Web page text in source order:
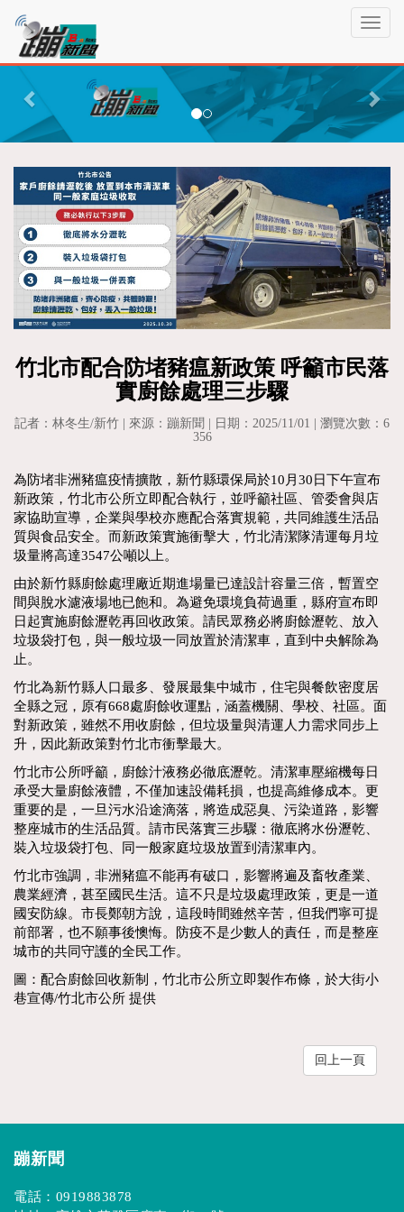
T
g
l
e
i
g
a
t
i
o
n
蹦
新
聞P
r
v
i
o
s
N
e
x
t
竹北市配合防堵豬瘟新政策 呼籲市民落
實廚餘處理三步驟
記者：林冬生/新竹 | 來源：蹦新聞 | 日期：2025/11/01 | 瀏覽次數：6
356
為防堵非洲豬瘟疫情擴散，新竹縣環保局於10月30日下午宣布
新政策，竹北市公所立即配合執行，並呼籲社區、管委會與店
家協助宣導，企業與學校亦應配合落實規範，共同維護生活品
質與食品安全。而新政策實施衝擊大，竹北清潔隊清運每月垃
圾量將高達3547公噸以上。
由於新竹縣廚餘處理廠近期進場量已達設計容量三倍，暫置空
間與脫水濾液場地已飽和。為避免環境負荷過重，縣府宣布即
日起實施廚餘瀝乾再回收政策。請民眾務必將廚餘瀝乾、放入
垃圾袋打包，與一般垃圾一同放置於清潔車，直到中央解除為
止。
竹北為新竹縣人口最多、發展最集中城市，住宅與餐飲密度居
全縣之冠，原有668處廚餘收運點，涵蓋機關、學校、社區。面
對新政策，雖然不用收廚餘，但垃圾量與清運人力需求同步上
升，因此新政策對竹北市衝擊最大。
竹北市公所呼籲，廚餘汁液務必徹底瀝乾。清潔車壓縮機每日
承受大量廚餘液體，不僅加速設備耗損，也提高維修成本。更
重要的是，一旦污水沿途滴落，將造成惡臭、污染道路，影響
整座城市的生活品質。請市民落實三步驟：徹底將水份瀝乾、
裝入垃圾袋打包、同一般家庭垃圾放置到清潔車內。
竹北市強調，非洲豬瘟不能再有破口，影響將遍及畜牧產業、
農業經濟，甚至國民生活。這不只是垃圾處理政策，更是一道
國安防線。市長鄭朝方說，這段時間雖然辛苦，但我們寧可提
前部署，也不願事後懊悔。防疫不是少數人的責任，而是整座
城市的共同守護的全民工作。
圖：配合廚餘回收新制，竹北市公所立即製作布條，於大街小
巷宣傳/竹北市公所 提供
回上一頁
蹦新聞
電話： 0919883878